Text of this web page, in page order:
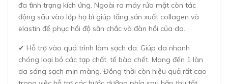
đa tình trạng kích ứng. Ngoài ra máy rửa mặt còn tác
động sâu vào lớp hạ bì giúp tăng sản xuất collagen và
elastin để phục hồi độ săn chắc và đàn hồi của da.
✔ Hỗ trợ vào quá trình làm sạch da: Giúp da nhanh
chóng loại bỏ các tạp chất, tế bào chết. Mang đến 1 làn
da sáng sạch mịn màng. Đồng thời còn hiệu quả rất cao